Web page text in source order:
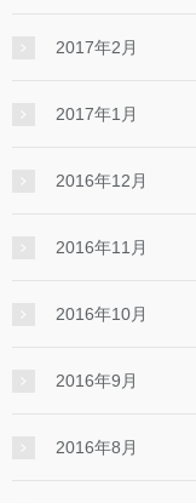
2017年2月
2017年1月
2016年12月
2016年11月
2016年10月
2016年9月
2016年8月